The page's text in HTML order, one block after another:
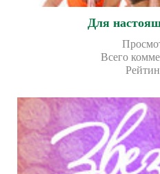
Для
Всего